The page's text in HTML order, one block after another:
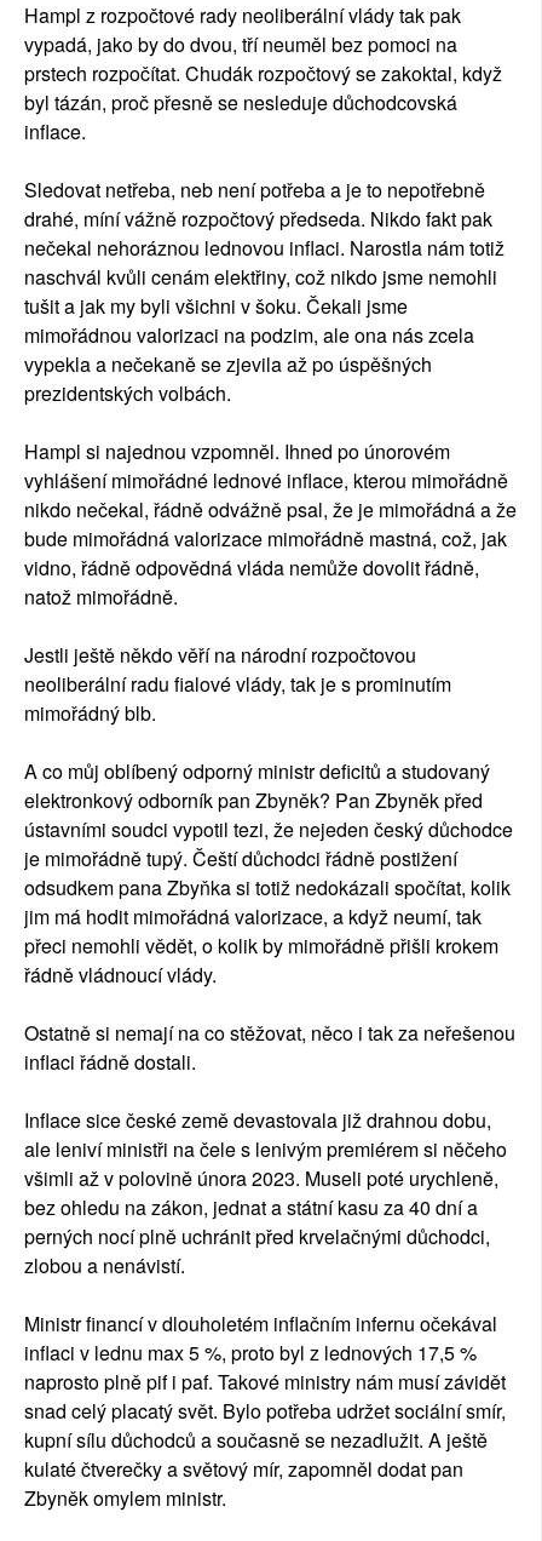
Hampl z rozpočtové rady neoliberální vlády tak pak
vypadá, jako by do dvou, tří neuměl bez pomoci na
prstech rozpočítat. Chudák rozpočtový se zakoktal, když
byl tázán, proč přesně se nesleduje důchodcovská
inflace.
Sledovat netřeba, neb není potřeba a je to nepotřebně
drahé, míní vážně rozpočtový předseda. Nikdo fakt pak
nečekal nehoráznou lednovou inflaci. Narostla nám totiž
naschvál kvůli cenám elektřiny, což nikdo jsme nemohli
tušit a jak my byli všichni v šoku. Čekali jsme
mimořádnou valorizaci na podzim, ale ona nás zcela
vypekla a nečekaně se zjevila až po úspěšných
prezidentských volbách.
Hampl si najednou vzpomněl. Ihned po únorovém
vyhlášení mimořádné lednové inflace, kterou mimořádně
nikdo nečekal, řádně odvážně psal, že je mimořádná a že
bude mimořádná valorizace mimořádně mastná, což, jak
vidno, řádně odpovědná vláda nemůže dovolit řádně,
natož mimořádně.
Jestli ještě někdo věří na národní rozpočtovou
neoliberální radu fialové vlády, tak je s prominutím
mimořádný blb.
A co můj oblíbený odporný ministr deficitů a studovaný
elektronkový odborník pan Zbyněk? Pan Zbyněk před
ústavními soudci vypotil tezi, že nejeden český důchodce
je mimořádně tupý. Čeští důchodci řádně postižení
odsudkem pana Zbyňka si totiž nedokázali spočítat, kolik
jim má hodit mimořádná valorizace, a když neumí, tak
přeci nemohli vědět, o kolik by mimořádně přišli krokem
řádně vládnoucí vlády.
Ostatně si nemají na co stěžovat, něco i tak za neřešenou
inflaci řádně dostali.
Inflace sice české země devastovala již drahnou dobu,
ale leniví ministři na čele s lenivým premiérem si něčeho
všimli až v polovině února 2023. Museli poté urychleně,
bez ohledu na zákon, jednat a státní kasu za 40 dní a
perných nocí plně uchránit před krvelačnými důchodci,
zlobou a nenávistí.
Ministr financí v dlouholetém inflačním infernu očekával
inflaci v lednu max 5 %, proto byl z lednových 17,5 %
naprosto plně pif i paf. Takové ministry nám musí závidět
snad celý placatý svět. Bylo potřeba udržet sociální smír,
kupní sílu důchodců a současně se nezadlužit. A ještě
kulaté čtverečky a světový mír, zapomněl dodat pan
Zbyněk omylem ministr.